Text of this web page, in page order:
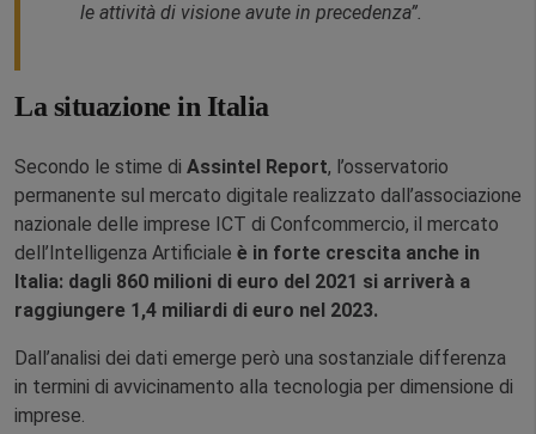
le attività di visione avute in precedenza”.
La situazione in Italia
Secondo le stime di Assintel Report, l’osservatorio
permanente sul mercato digitale realizzato dall’associazione
nazionale delle imprese ICT di Confcommercio, il mercato
dell’Intelligenza Artificiale è in forte crescita anche in
Italia: dagli 860 milioni di euro del 2021 si arriverà a
raggiungere 1,4 miliardi di euro nel 2023.
Dall’analisi dei dati emerge però una sostanziale differenza
in termini di avvicinamento alla tecnologia per dimensione di
imprese.